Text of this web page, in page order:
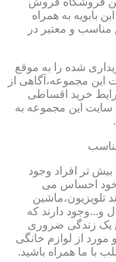
بابویه به همراه
و معتبر در
شده را به موقع
این مجموعه،آگاهی از
خرید اقساطی
سایت این مجموعه به
تر افراد وجود
خود احساس می
تلویزیون،ماشین
و...وجود دارند که
یک زندگی ضروری
از لوازم خانگی
با ما همراه باشید.